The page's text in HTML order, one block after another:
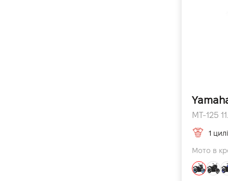
MT-125
1
Мото в